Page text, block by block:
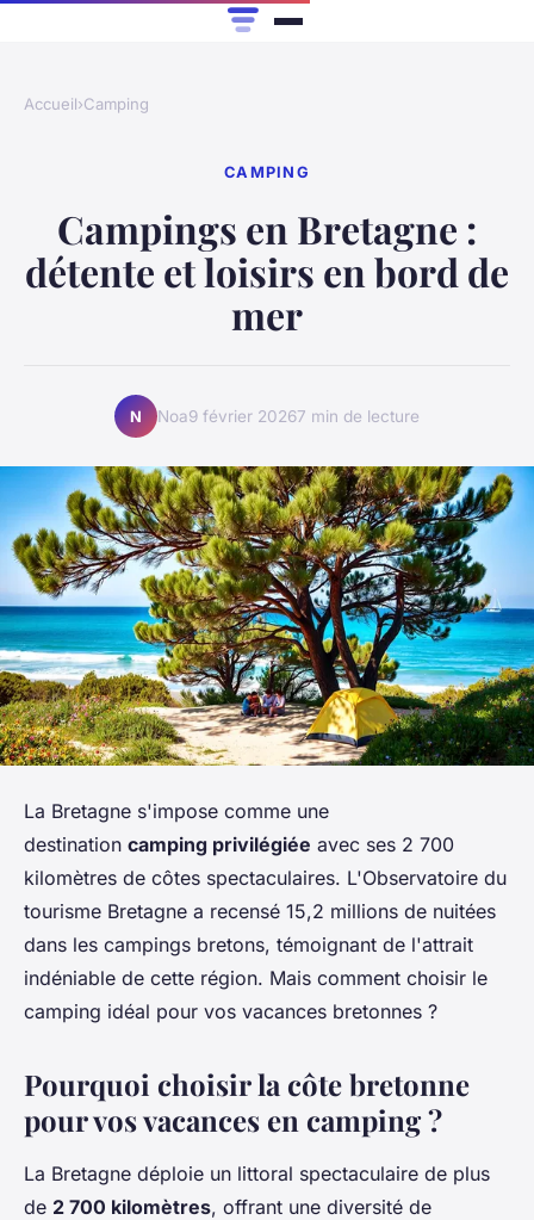
Accueil›Camping
CAMPING
Campings en Bretagne :
détente et loisirs en bord de
mer
N Noa9 février 20267 min de lecture
La Bretagne s'impose comme une
destination camping privilégiée avec ses 2 700
kilomètres de côtes spectaculaires. L'Observatoire du
tourisme Bretagne a recensé 15,2 millions de nuitées
dans les campings bretons, témoignant de l'attrait
indéniable de cette région. Mais comment choisir le
camping idéal pour vos vacances bretonnes ?
Pourquoi choisir la côte bretonne
pour vos vacances en camping ?
La Bretagne déploie un littoral spectaculaire de plus
de 2 700 kilomètres, offrant une diversité de